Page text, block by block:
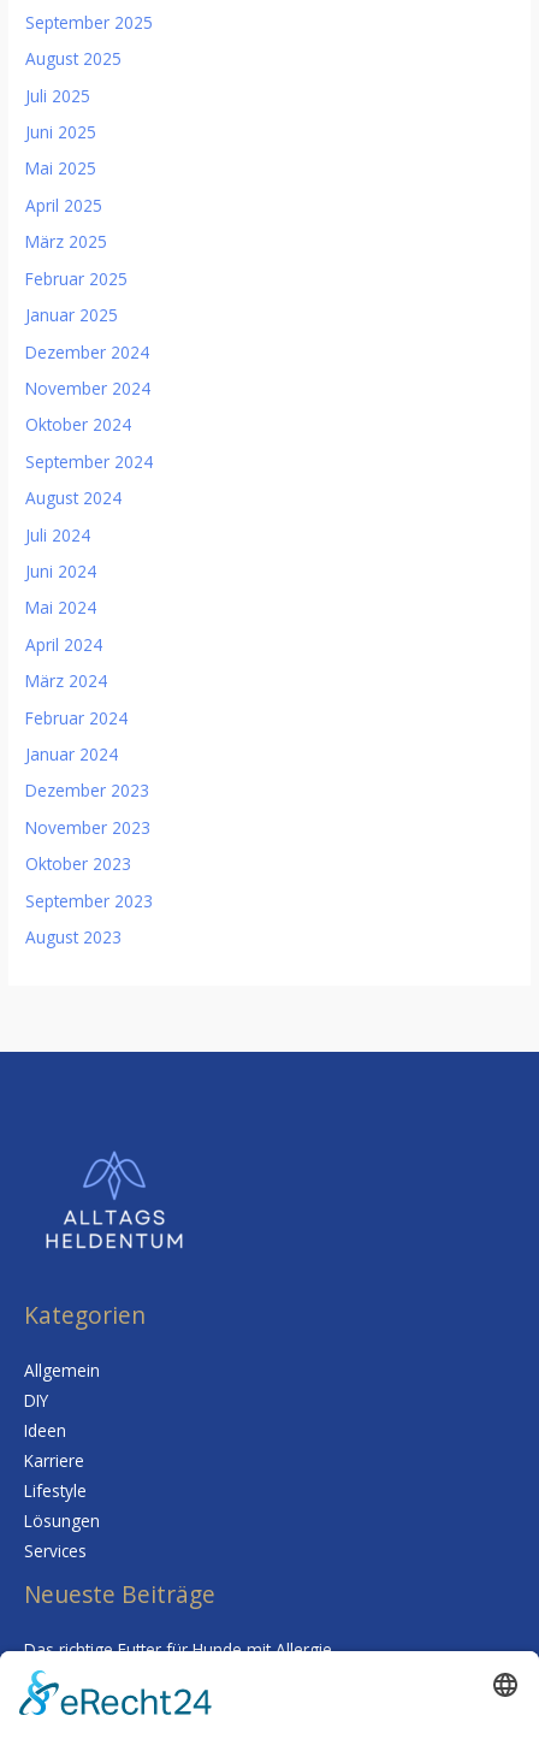
September 2025
August 2025
Juli 2025
Juni 2025
Mai 2025
April 2025
März 2025
Februar 2025
Januar 2025
Dezember 2024
November 2024
Oktober 2024
September 2024
August 2024
Juli 2024
Juni 2024
Mai 2024
April 2024
März 2024
Februar 2024
Januar 2024
Dezember 2023
November 2023
Oktober 2023
September 2023
August 2023
Kategorien
Allgemein
DIY
Ideen
Karriere
Lifestyle
Lösungen
Services
Neueste Beiträge
Das richtige Futter für Hunde mit Allergie
Kalk im Trinkwasser: Warum Sie sich keine Sorgen um Ihre
Gesundheit machen müssen